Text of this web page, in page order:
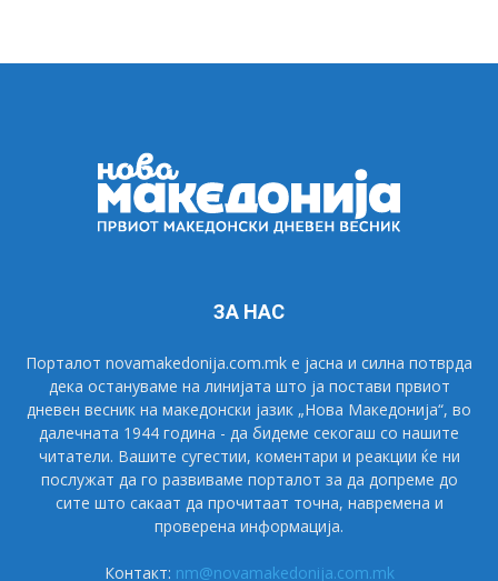
ЗА НАС
Порталот novamakedonija.com.mk е јасна и силна потврда
дека остануваме на линијата што ја постави првиот
дневен весник на македонски јазик „Нова Македонија“, во
далечната 1944 година - да бидеме секогаш со нашите
читатели. Вашите сугестии, коментари и реакции ќе ни
послужат да го развиваме порталот за да допреме до
сите што сакаат да прочитаат точна, навремена и
проверена информација.
Контакт: nm@novamakedonija.com.mk